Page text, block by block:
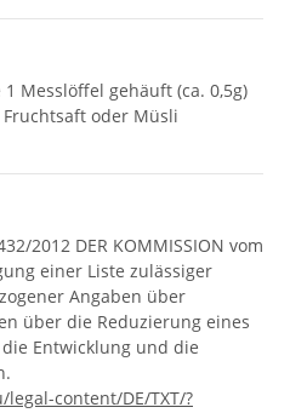
Messlöffel gehäuft (ca. 0,5g)
Fruchtsaft oder Müsli
2012 DER KOMMISSION vom
einer Liste zulässiger
Angaben über
über die Reduzierung eines
Entwicklung und die
content/DE/TXT/?